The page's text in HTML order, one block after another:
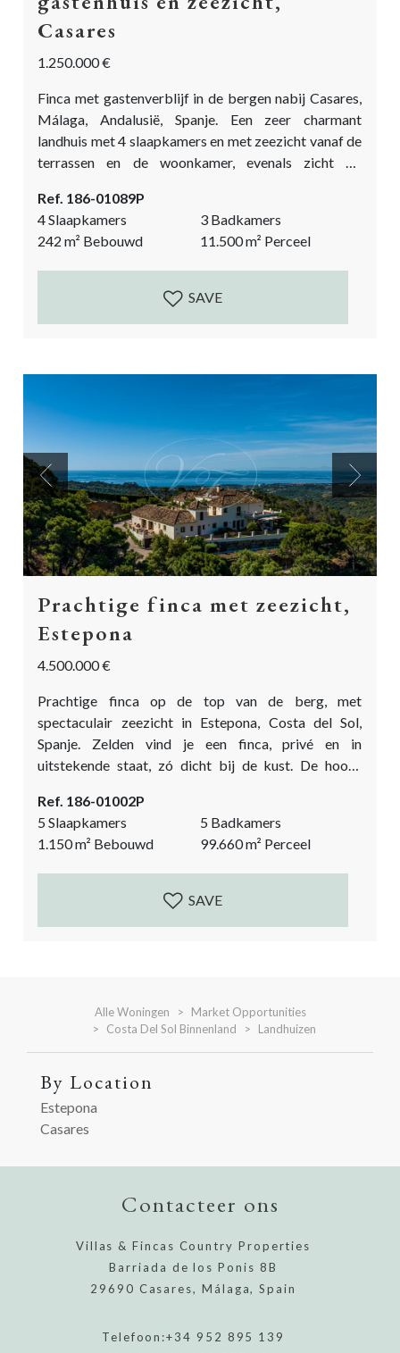
Casares
1.250.000 €
Finca met gastenverblijf in de bergen nabij Casares,
Málaga, Andalusië, Spanje. Een zeer charmant
landhuis met 4 slaapkamers en met zeezicht vanaf de
terrassen en de woonkamer, evenals zicht op
continent. Gelegen op een prive locatie, maar niet
geïsoleerd. De finca heeft een grondstuk van 11.500
m². Het terrein is deels vlak, ideaal voor een fruit- en
moestuin, en deels glooiend bosgebied, allemaal...
Ref. 186-01089P
4 Slaapkamers
3 Badkamers
242m² Bebouwd 11.500m² Perceel
SAVE
Previous Next
Prachtige finca met zeezicht,
Estepona
4.500.000 €
Prachtige finca op de top van de berg, met
spectaculair zeezicht in Estepona, Costa del Sol,
Spanje. Zelden vind je een finca, privé en in
uitstekende staat, zó dicht bij de kust. De hoofd
met 2 slaapkamers,. Daarnaast een groot sousterrain.
Het landhuis is gebouwd in de traditionele cortijo-
stijl, rond een binnenplaats met veel Andalusische
charme. Afgewerkt volgens hoge specificaties en...
Ref. 186-01002P
5 Slaapkamers
5 Badkamers
1.150m² Bebouwd 99.660m² Perceel
SAVE
Alle Woningen
Market Opportunities
Costa Del Sol Binnenland
Landhuizen
By Location
Estepona
Casares
Contacteer ons
Villas & Fincas Country Properties
Barriada de los Ponis 8B
29690 Casares, Málaga, Spain
Telefoon:+34 952 895 139